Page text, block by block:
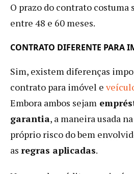
O prazo do contrato costuma
entre 48 e 60 meses.
CONTRATO DIFERENTE PARA
Sim, existem diferenças
contrato para imóvel e
Embora ambos sejam
garantia, a maneira usada
próprio risco do bem
as regras aplicadas.